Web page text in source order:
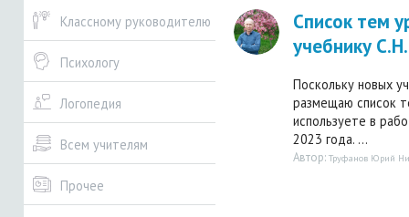
Классному руководителю
Психологу
Логопедия
Всем учителям
Прочее
Список тем
учебнику
Поскольку новых
размещаю список
используете в
2023 года. ...
Автор: Труфанов Юрий